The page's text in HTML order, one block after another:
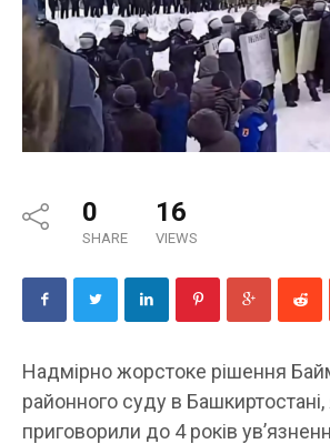
0
SHARE
16
VIEWS
Надмірно жорстоке рішення
районного суду в
приговорили до 4 років